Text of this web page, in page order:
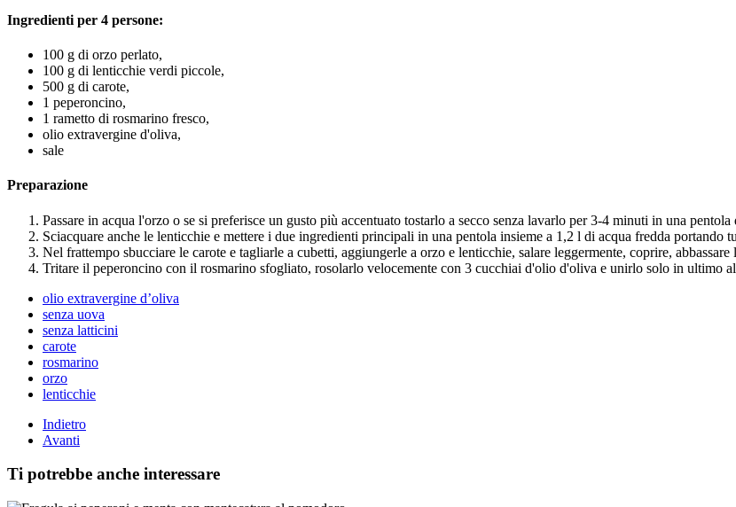
Ingredienti per 4 persone:
100 g di orzo perlato,
100 g di lenticchie verdi piccole,
500 g di carote,
1 peperoncino,
1 rametto di rosmarino fresco,
olio extravergine d'oliva,
sale
Preparazione
Passare in acqua l'orzo o se si preferisce un gusto più accentuato tostarlo a secco senza lavarlo per 3-4 minuti in una pentola
Sciacquare anche le lenticchie e mettere i due ingredienti principali in una pentola insieme a 1,2 l di acqua fredda portando
Nel frattempo sbucciare le carote e tagliarle a cubetti, aggiungerle a orzo e lenticchie, salare leggermente, coprire,
Tritare il peperoncino con il rosmarino sfogliato, rosolarlo velocemente con 3 cucchiai d'olio d'oliva e unirlo solo in ultimo
olio extravergine d’oliva
senza uova
senza latticini
carote
rosmarino
orzo
lenticchie
Indietro
Avanti
Ti potrebbe anche interessare